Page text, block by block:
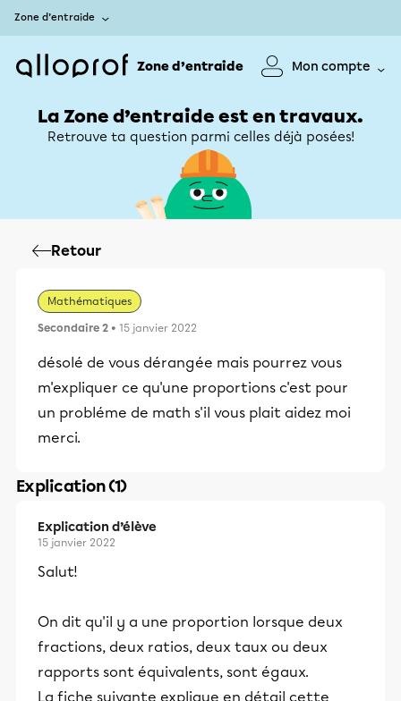
Zone d’entraide
Zone d’entraide Mon compte
La Zone d’entraide est en travaux.
Retrouve ta question parmi celles déjà posées!
Retour
Mathématiques
Secondaire 2 • 15 janvier 2022
désolé de vous dérangée mais pourrez vous
m'expliquer ce qu'une proportions c'est pour
un probléme de math s'il vous plait aidez moi
merci.
Explication (1)
Explication d’élève
15 janvier 2022
Salut!
On dit qu'il y a une proportion lorsque deux
fractions, deux ratios, deux taux ou deux
rapports sont équivalents, sont égaux.
La fiche suivante explique en détail cette